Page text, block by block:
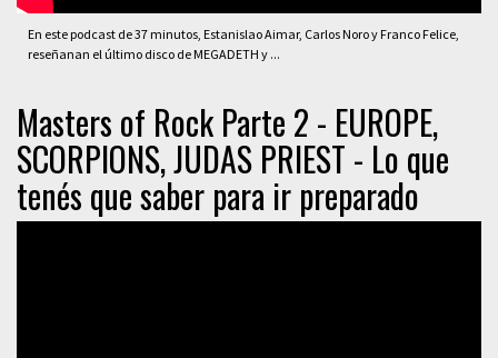
En este podcast de 37 minutos, Estanislao Aimar, Carlos Noro y Franco Felice,
reseñanan el último disco de MEGADETH y ...
Masters of Rock Parte 2 - EUROPE,
SCORPIONS, JUDAS PRIEST - Lo que
tenés que saber para ir preparado